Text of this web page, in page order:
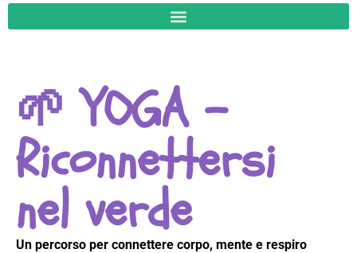
🌱 YOGA –
Riconnettersi
nel verde
Un percorso per connettere corpo, mente e respiro